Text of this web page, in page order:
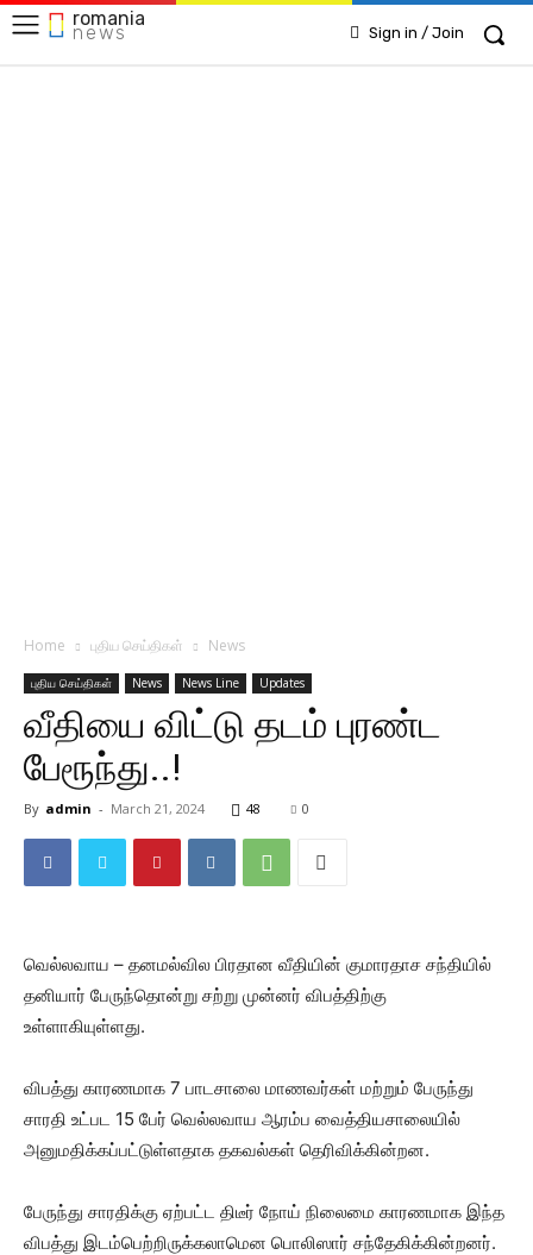
romania
news Sign in / Join
Home புதிய செய்திகள் News
புதிய செய்திகள் News News Line Updates
வீதியை விட்டு தடம் புரண்ட
பேரூந்து..!
By admin - March 21, 2024 48 0
வெல்லவாய – தனமல்வில பிரதான வீதியின் குமாரதாச சந்தியில்
தனியார் பேருந்தொன்று சற்று முன்னர் விபத்திற்கு
உள்ளாகியுள்ளது.
விபத்து காரணமாக 7 பாடசாலை மாணவர்கள் மற்றும் பேருந்து
சாரதி உட்பட 15 பேர் வெல்லவாய ஆரம்ப வைத்தியசாலையில்
அனுமதிக்கப்பட்டுள்ளதாக தகவல்கள் தெரிவிக்கின்றன.
பேருந்து சாரதிக்கு ஏற்பட்ட திடீர் நோய் நிலைமை காரணமாக இந்த
விபத்து இடம்பெற்றிருக்கலாமென பொலிஸார் சந்தேகிக்கின்றனர்.